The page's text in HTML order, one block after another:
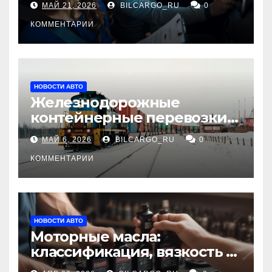
МАЙ 21, 2026 BILCARGO_RU 0
КОММЕНТАРИИ
НОВОСТИ АВТО
Железнодорожные
контейнерные перевозки
из Китая в Россию:
маршруты, сроки и
требования
МАЙ 6, 2026 BILCARGO_RU 0
КОММЕНТАРИИ
НОВОСТИ АВТО
Моторные масла:
классификация, вязкость и
рекомендации по выбору